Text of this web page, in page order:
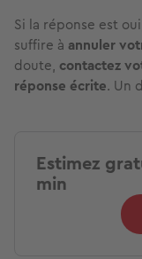
Si la réponse est
suffire à annuler
doute, contactez
réponse écrite. Un
Estimez
min